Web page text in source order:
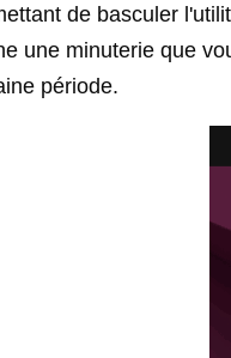
de basculer
une minuterie que
période.